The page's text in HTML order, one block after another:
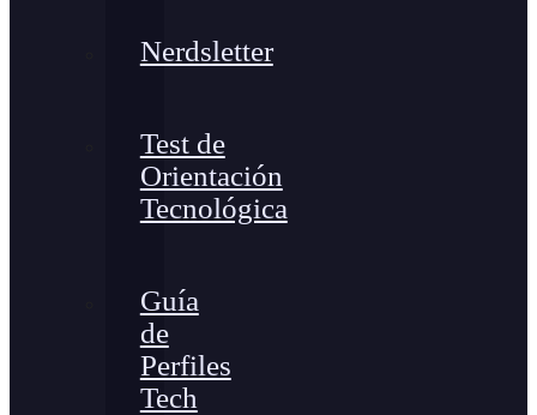
Nerdsletter
Test de
Orientación
Tecnológica
Guía
de
Perfiles
Tech